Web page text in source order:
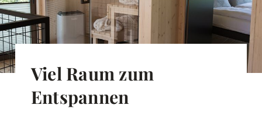
Viel Raum zum
Entspannen